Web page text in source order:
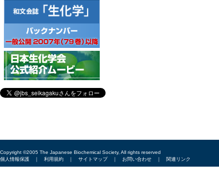
Copyright ©2005 The Japanese Biochemical Society, All rights reserved
個人情報保護 ｜ 利用規約 ｜ サイトマップ｜ お問い合わせ ｜ 関連リンク